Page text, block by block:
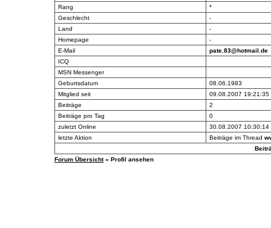
Rang
*
Geschlecht
-
Land
-
Homepage
-
E-Mail
pate.83@hotmail.de
ICQ
MSN Messenger
Geburtsdatum
08.06.1983
Mitglied seit
09.08.2007 19:21:35
Beiträge
2
Beiträge pro Tag
0
zuletzt Online
30.08.2007 10:30:14
letzte Aktion
Beiträge im Thread
Forum Übersicht» Profil ansehen